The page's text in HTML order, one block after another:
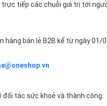
tiếp các chuỗi giá trị tới
hàng bán lẻ B2B kể từ ngày 01/
đối tác sức khoẻ và thành công.